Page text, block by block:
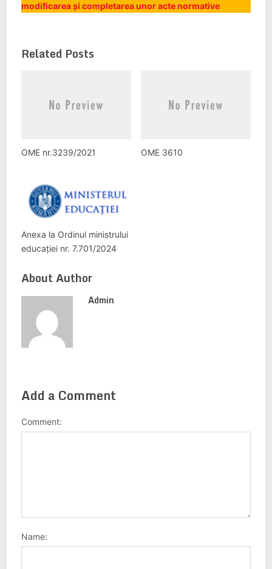
modificarea și completarea unor acte normative
Related Posts
OME nr.3239/2021 OME 3610
Anexa la Ordinul ministrului
educației nr. 7.701/2024
About Author
Admin
Add a Comment
Comment:
Name: